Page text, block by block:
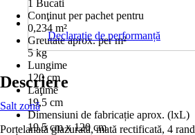
1 Bucati
Conţinut per pachet pentru
0,234 m²
Greutate aprox. per m²
5 kg
Lungime
120 cm
Lăţime
19,5 cm
Dimensiuni de fabricație aprox. (lxL)
19.5 cm x 120 cm
Declarație de performanță
Descriere
Salt zonă
Porțelanată glazurată, mată rectificată, 4